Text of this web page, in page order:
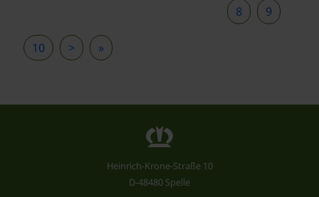
8 9
10 > »
Heinrich-Krone-Straße 10
D-48480 Spelle